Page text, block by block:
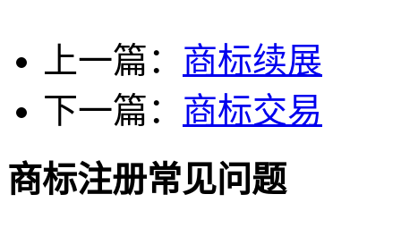
上一篇： 商标续展
下一篇： 商标交易
商标注册常见问题